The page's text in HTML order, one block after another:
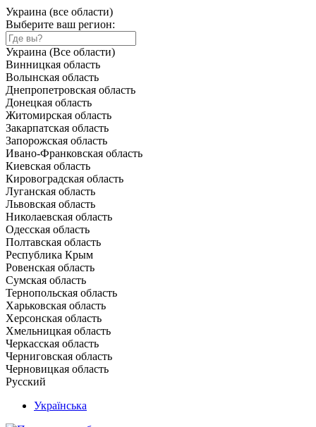
Украина (все области)
Выберите ваш регион:
Украина (Все области)
Винницкая область
Волынская область
Днепропетровская область
Донецкая область
Житомирская область
Закарпатская область
Запорожская область
Ивано-Франковская область
Киевская область
Кировоградская область
Луганская область
Львовская область
Николаевская область
Одесская область
Полтавская область
Республика Крым
Ровенская область
Сумская область
Тернопольская область
Харьковская область
Херсонская область
Хмельницкая область
Черкасская область
Черниговская область
Черновицкая область
Русский
Українська